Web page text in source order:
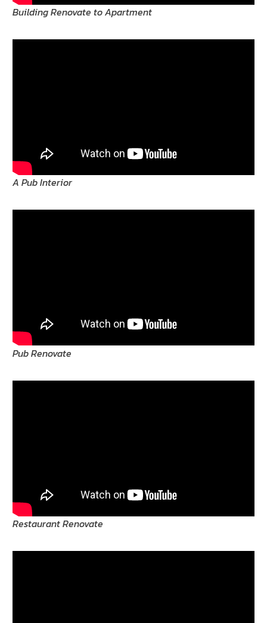
Building Renovate to Apartment
A Pub Interior
Pub Renovate
Restaurant Renovate